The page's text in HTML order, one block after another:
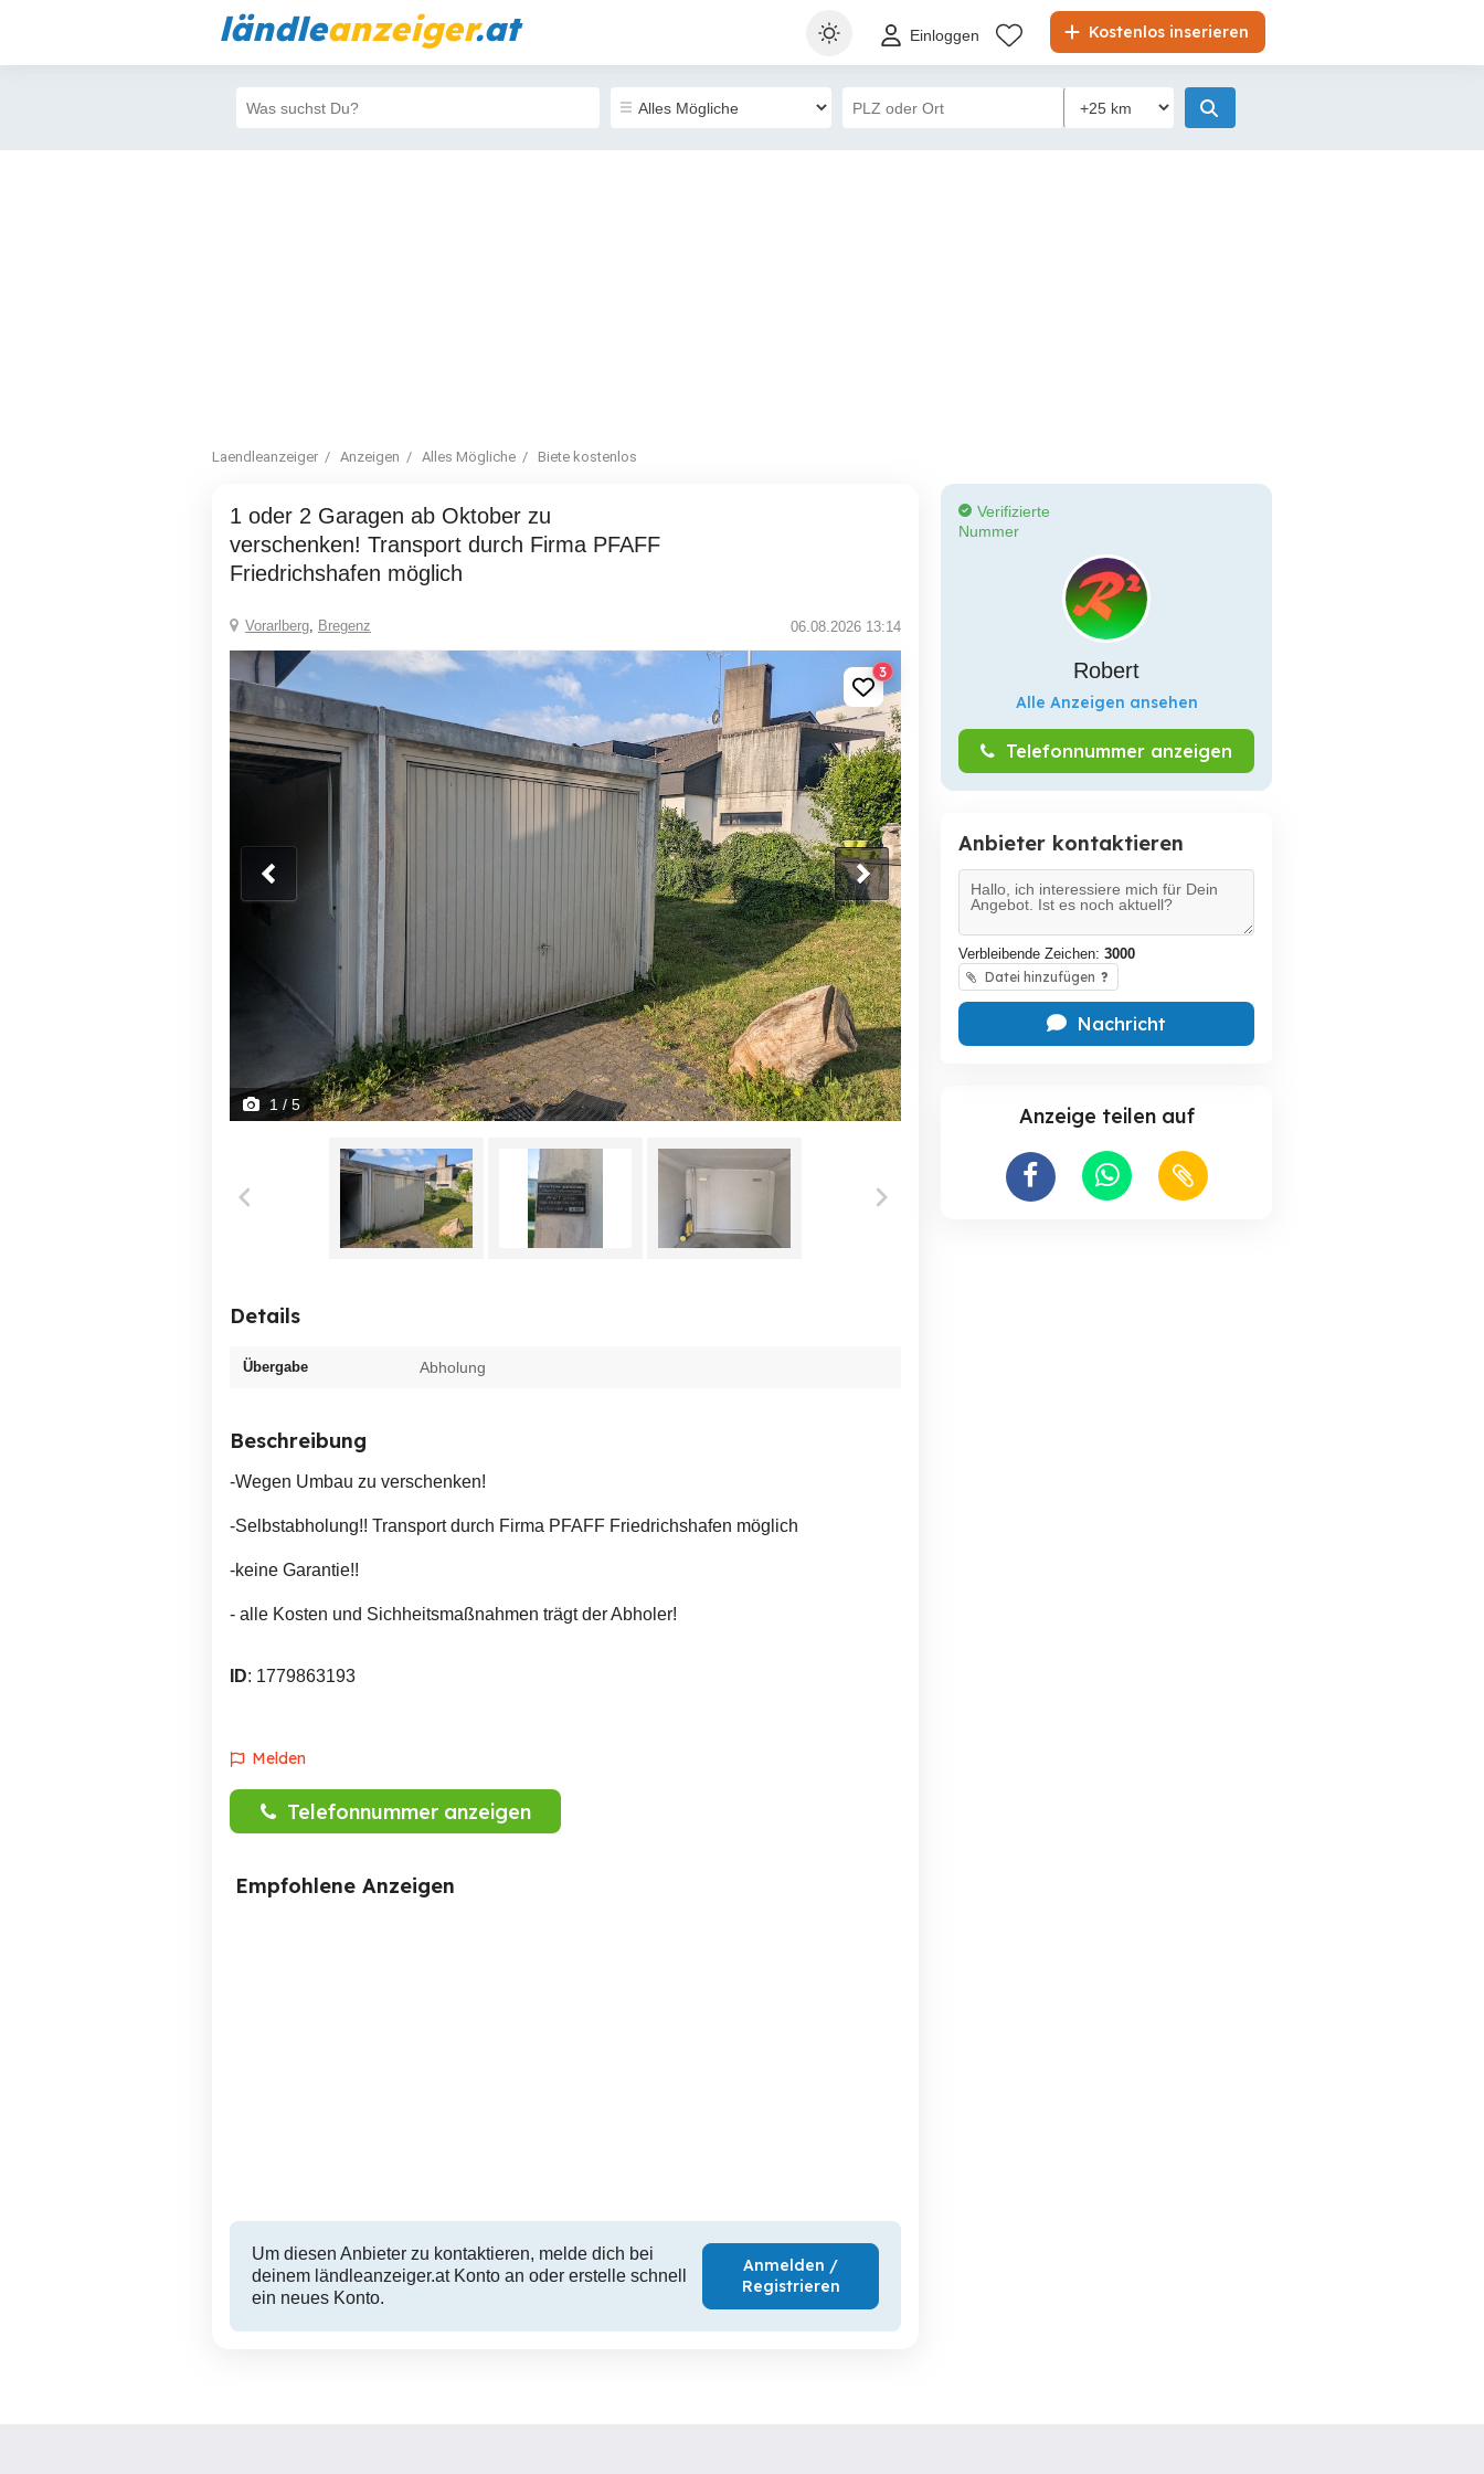
ländleanzeiger.at Kostenlos inserieren
Einloggen
Laendleanzeiger Anzeigen Alles Mögliche Biete kostenlos
1 oder 2 Garagen ab Oktober zu
verschenken! Transport durch Firma PFAFF
Friedrichshafen möglich
Vorarlberg, Bregenz 06.08.2026 13:14
3
1 / 5
Details
Übergabe Abholung
Beschreibung
-Wegen Umbau zu verschenken!
-Selbstabholung!! Transport durch Firma PFAFF Friedrichshafen möglich
-keine Garantie!!
- alle Kosten und Sichheitsmaßnahmen trägt der Abholer!
ID: 1779863193
Melden
Telefonnummer anzeigen
Empfohlene Anzeigen
Um diesen Anbieter zu kontaktieren, melde dich bei
deinem ländleanzeiger.at Konto an oder erstelle schnell
ein neues Konto.
Anmelden /
Registrieren
Verifizierte
Nummer
Robert
Alle Anzeigen ansehen
Telefonnummer anzeigen
Anbieter kontaktieren
Verbleibende Zeichen: 3000
Datei hinzufügen ?
Nachricht
Anzeige teilen auf